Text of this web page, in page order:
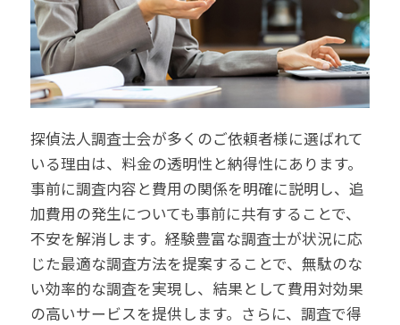
探偵法人調査士会が多くのご依頼者様に選ばれて
いる理由は、料金の透明性と納得性にあります。
事前に調査内容と費用の関係を明確に説明し、追
加費用の発生についても事前に共有することで、
不安を解消します。経験豊富な調査士が状況に応
じた最適な調査方法を提案することで、無駄のな
い効率的な調査を実現し、結果として費用対効果
の高いサービスを提供します。さらに、調査で得